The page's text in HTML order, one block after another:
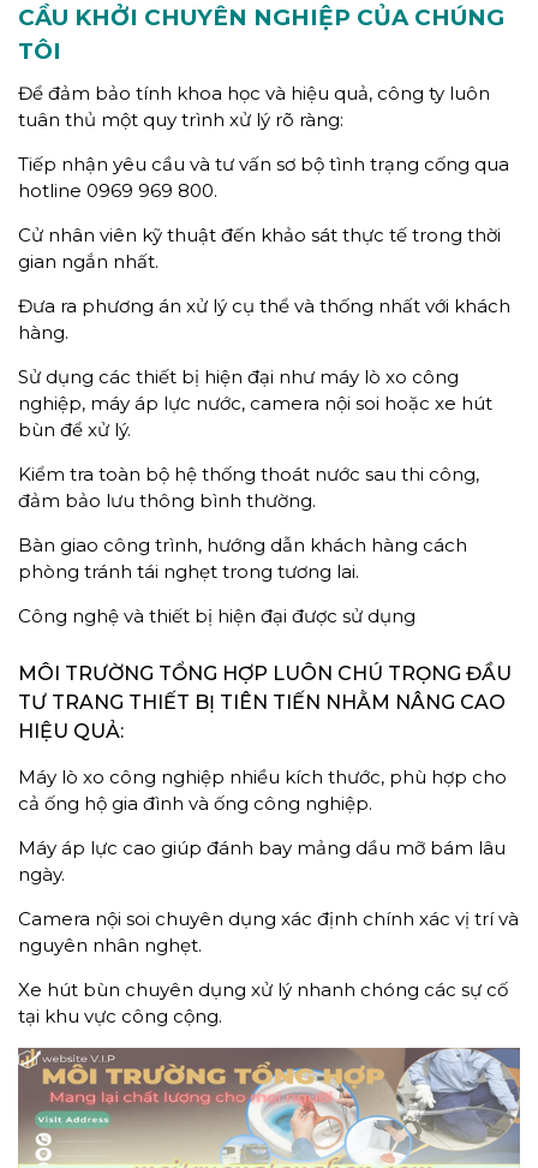
CẦU KHỞI CHUYÊN NGHIỆP CỦA CHÚNG
TÔI
Để đảm bảo tính khoa học và hiệu quả, công ty luôn
tuân thủ một quy trình xử lý rõ ràng:
Tiếp nhận yêu cầu và tư vấn sơ bộ tình trạng cống qua
hotline 0969 969 800.
Cử nhân viên kỹ thuật đến khảo sát thực tế trong thời
gian ngắn nhất.
Đưa ra phương án xử lý cụ thể và thống nhất với khách
hàng.
Sử dụng các thiết bị hiện đại như máy lò xo công
nghiệp, máy áp lực nước, camera nội soi hoặc xe hút
bùn để xử lý.
Kiểm tra toàn bộ hệ thống thoát nước sau thi công,
đảm bảo lưu thông bình thường.
Bàn giao công trình, hướng dẫn khách hàng cách
phòng tránh tái nghẹt trong tương lai.
Công nghệ và thiết bị hiện đại được sử dụng
MÔI TRƯỜNG TỔNG HỢP LUÔN CHÚ TRỌNG ĐẦU
TƯ TRANG THIẾT BỊ TIÊN TIẾN NHẰM NÂNG CAO
HIỆU QUẢ:
Máy lò xo công nghiệp nhiều kích thước, phù hợp cho
cả ống hộ gia đình và ống công nghiệp.
Máy áp lực cao giúp đánh bay mảng dầu mỡ bám lâu
ngày.
Camera nội soi chuyên dụng xác định chính xác vị trí và
nguyên nhân nghẹt.
Xe hút bùn chuyên dụng xử lý nhanh chóng các sự cố
tại khu vực công cộng.